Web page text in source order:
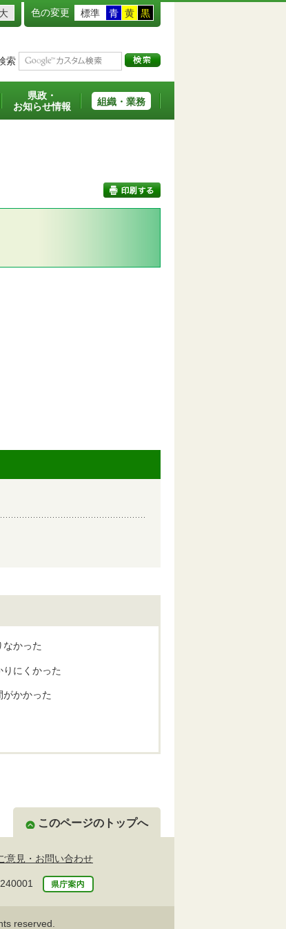
色の変更 標準 青 黄 黒
索
県政・
お知らせ情報
組織・業務
なかった
りにくかった
がかかった
このページのトップへ
意見・お問い合わせ
reserved.